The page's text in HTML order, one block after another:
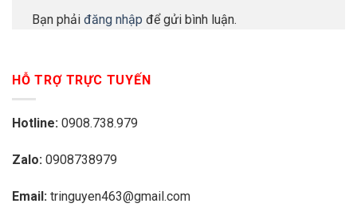
Bạn phải đăng nhập để gửi bình luận.
HỖ TRỢ TRỰC TUYẾN
Hotline: 0908.738.979
Zalo: 0908738979
Email: tringuyen463@gmail.com